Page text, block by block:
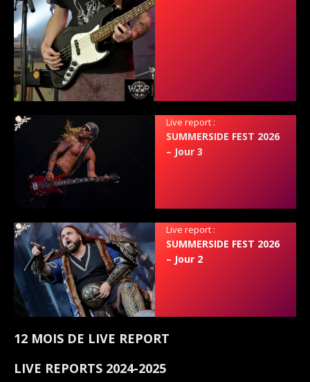
Live report :
SUMMERSIDE FEST 2026
– Jour 3
Live report :
SUMMERSIDE FEST 2026
– Jour 2
12 MOIS DE LIVE REPORT
LIVE REPORTS 2024-2025